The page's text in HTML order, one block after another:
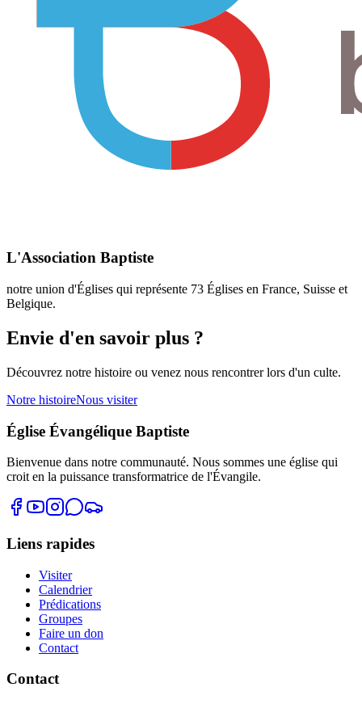
L'Association Baptiste
notre union d'Églises qui représente 73 Églises en France, Suisse et
Belgique.
Envie d'en savoir plus ?
Découvrez notre histoire ou venez nous rencontrer lors d'un culte.
Notre histoireNous visiter
Église Évangélique Baptiste
Bienvenue dans notre communauté. Nous sommes une église qui
croit en la puissance transformatrice de l'Évangile.
Liens rapides
Visiter
Calendrier
Prédications
Groupes
Faire un don
Contact
Contact